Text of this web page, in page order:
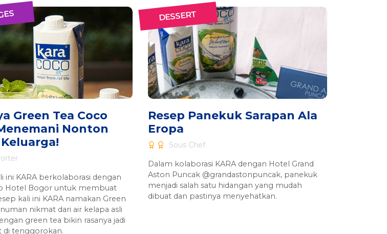
Green Tea Coco
Nonton
ini KARA berkolaborasi dengan
Hotel Bogor untuk membuat
kali ini KARA namakan Green
nikmat dari air kelapa asli
green tea bikin rasanya jadi
di tenggorokan.
Resep Panekuk Sarapan Ala
Eropa
Sous Chef
Dalam kolaborasi KARA dengan Hotel Grand
Aston Puncak @grandastonpuncak, panekuk
menjadi salah satu hidangan yang mudah
dibuat dan pastinya menyehatkan.
DESSERT